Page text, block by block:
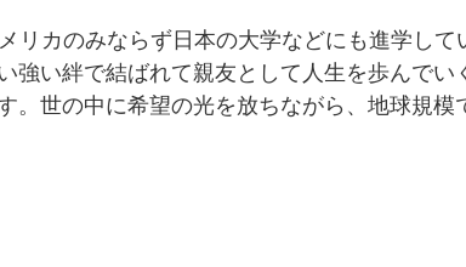
リカのみならず日本の大学などにも進学して
強い絆で結ばれて親友として人生を歩んでい
世の中に希望の光を放ちながら、地球規模